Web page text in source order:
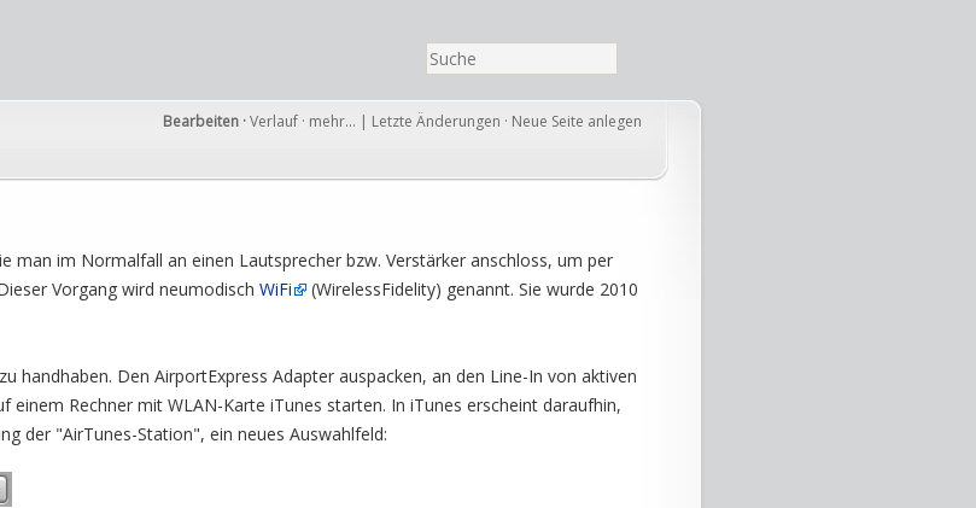
Bearbeiten ·Verlauf · mehr… | Letzte Änderungen · Neue Seite anlegen
man im Normalfall an einen Lautsprecher bzw. Verstärker anschloss, um per
Vorgang wird neumodisch WiFi
(WirelessFidelity) genannt. Sie wurde 2010
handhaben. Den AirportExpress Adapter auspacken, an den Line-In von aktiven
einem Rechner mit WLAN-Karte iTunes starten. In iTunes erscheint daraufhin,
der "AirTunes-Station", ein neues Auswahlfeld: